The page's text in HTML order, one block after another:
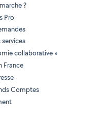
?
Pro
collaborative »
France
Comptes